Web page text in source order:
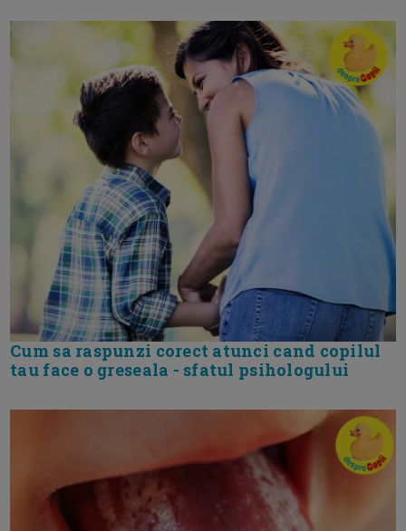
Cum sa raspunzi corect atunci cand copilul
tau face o greseala - sfatul psihologului